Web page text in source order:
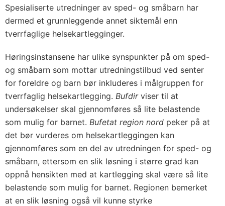
Spesialiserte utredninger av sped- og småbarn har
dermed et grunnleggende annet siktemål enn
tverrfaglige helsekartlegginger.
Høringsinstansene har ulike synspunkter på om sped-
og småbarn som mottar utredningstilbud ved senter
for foreldre og barn bør inkluderes i målgruppen for
tverrfaglig helsekartlegging. Bufdirviser til at
undersøkelser skal gjennomføres så lite belastende
som mulig for barnet. Bufetat region nord peker på at
det bør vurderes om helsekartleggingen kan
gjennomføres som en del av utredningen for sped- og
småbarn, ettersom en slik løsning i større grad kan
oppnå hensikten med at kartlegging skal være så lite
belastende som mulig for barnet. Regionen bemerket
at en slik løsning også vil kunne styrke